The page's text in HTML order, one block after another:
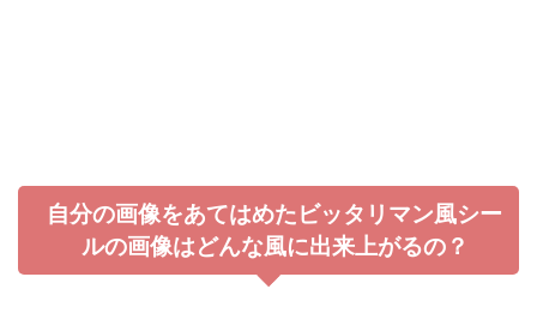
自分の画像をあてはめたビッタリマン風シー
ルの画像はどんな風に出来上がるの？